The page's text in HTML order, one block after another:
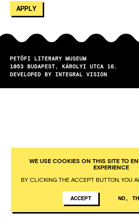
PETŐFI LITERARY MUSEUM
1053
BUDAPEST
KÁROLYI UTCA 16.
DEVELOPED BY INTEGRAL VISION
WE USE COOKIES ON THIS SITE TO
EXPERIENCE
BY CLICKING THE ACCEPT BUTTON, YOU
ACCEPT NO,